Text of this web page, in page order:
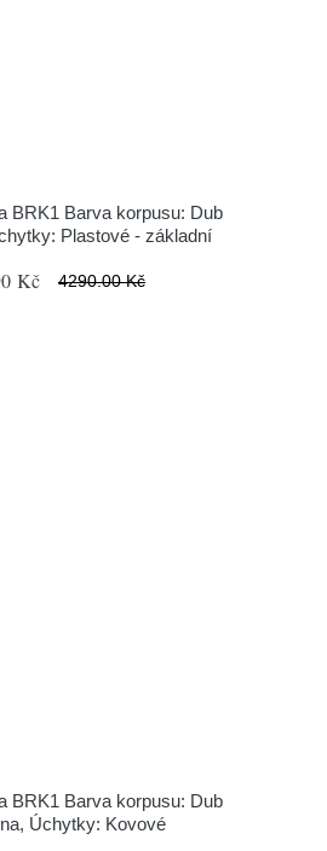
BRK1 Barva korpusu: Dub
Plastové - základní
Kč 4290.00 Kč
BRK1 Barva korpusu: Dub
Úchytky: Kovové